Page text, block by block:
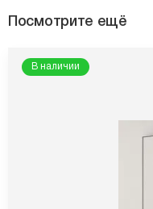
Посмотрите ещё
В наличии